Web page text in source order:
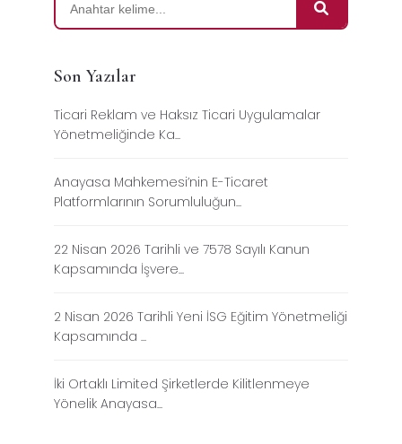
Son Yazılar
Ticari Reklam ve Haksız Ticari Uygulamalar
Yönetmeliğinde Ka...
Anayasa Mahkemesi’nin E-Ticaret
Platformlarının Sorumluluğun...
22 Nisan 2026 Tarihli ve 7578 Sayılı Kanun
Kapsamında İşvere...
2 Nisan 2026 Tarihli Yeni İSG Eğitim Yönetmeliği
Kapsamında ...
İki Ortaklı Limited Şirketlerde Kilitlenmeye
Yönelik Anayasa...